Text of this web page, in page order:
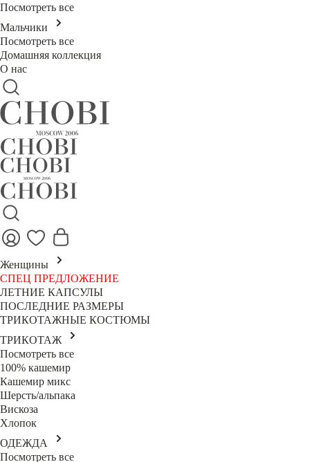
Посмотреть все
Мальчики
Посмотреть все
Домашняя коллекция
О нас
Женщины
СПЕЦ ПРЕДЛОЖЕНИЕ
ЛЕТНИЕ КАПСУЛЫ
ПОСЛЕДНИЕ РАЗМЕРЫ
ТРИКОТАЖНЫЕ КОСТЮМЫ
ТРИКОТАЖ
Посмотреть все
100% кашемир
Кашемир микс
Шерсть/альпака
Вискоза
Хлопок
ОДЕЖДА
Посмотреть все